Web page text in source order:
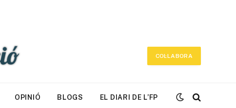
COL·LABORA
OPINIÓ BLOGS EL DIARI DE L’FP